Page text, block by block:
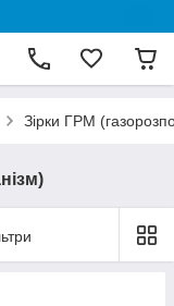
Зірки ГРМ